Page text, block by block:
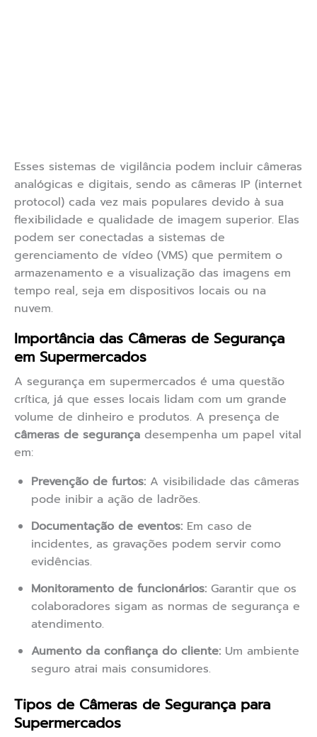
Esses sistemas de vigilância podem incluir câmeras
analógicas e digitais, sendo as câmeras IP (internet
protocol) cada vez mais populares devido à sua
flexibilidade e qualidade de imagem superior. Elas
podem ser conectadas a sistemas de
gerenciamento de vídeo (VMS) que permitem o
armazenamento e a visualização das imagens em
tempo real, seja em dispositivos locais ou na
nuvem.
Importância das Câmeras de Segurança
em Supermercados
A segurança em supermercados é uma questão
crítica, já que esses locais lidam com um grande
volume de dinheiro e produtos. A presença de
câmeras de segurança desempenha um papel vital
em:
Prevenção de furtos: A visibilidade das câmeras
pode inibir a ação de ladrões.
Documentação de eventos: Em caso de
incidentes, as gravações podem servir como
evidências.
Monitoramento de funcionários: Garantir que os
colaboradores sigam as normas de segurança e
atendimento.
Aumento da confiança do cliente: Um ambiente
seguro atrai mais consumidores.
Tipos de Câmeras de Segurança para
Supermercados